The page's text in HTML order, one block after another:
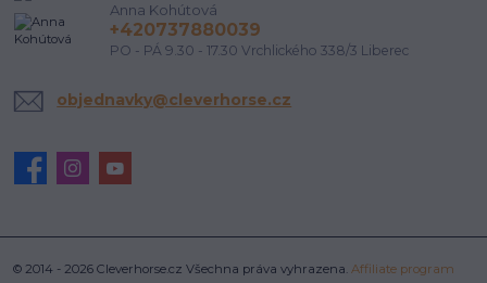
Anna Kohútová
+420737880039
PO - PÁ 9.30 - 17.30 Vrchlického 338/3 Liberec
objednavky@cleverhorse.cz
© 2014 - 2026 Cleverhorse.cz Všechna práva vyhrazena.Affiliate program